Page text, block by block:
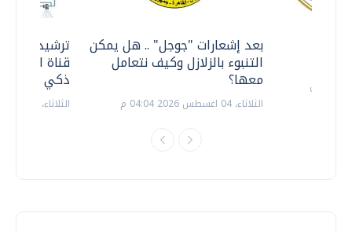
ترشيدا
قناة
ذكي
الثلاثاء، 14 يوليو 2026 06:11 م
بعد إشعارات "جوجل" .. هل يمكن
التنبوء بالزلازل وكيف نتعامل
معها؟
الثلاثاء، 04 اغسطس 2026 04:04 م